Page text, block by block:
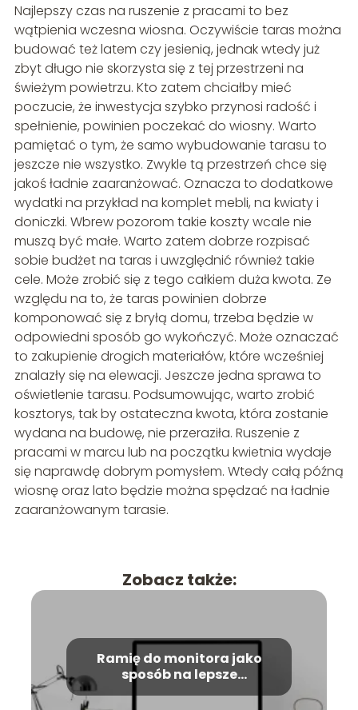
Najlepszy czas na ruszenie z pracami to bez
wątpienia wczesna wiosna. Oczywiście taras można
budować też latem czy jesienią, jednak wtedy już
zbyt długo nie skorzysta się z tej przestrzeni na
świeżym powietrzu. Kto zatem chciałby mieć
poczucie, że inwestycja szybko przynosi radość i
spełnienie, powinien poczekać do wiosny. Warto
pamiętać o tym, że samo wybudowanie tarasu to
jeszcze nie wszystko. Zwykle tą przestrzeń chce się
jakoś ładnie zaaranżować. Oznacza to dodatkowe
wydatki na przykład na komplet mebli, na kwiaty i
doniczki. Wbrew pozorom takie koszty wcale nie
muszą być małe. Warto zatem dobrze rozpisać
sobie budżet na taras i uwzględnić również takie
cele. Może zrobić się z tego całkiem duża kwota. Ze
względu na to, że taras powinien dobrze
komponować się z bryłą domu, trzeba będzie w
odpowiedni sposób go wykończyć. Może oznaczać
to zakupienie drogich materiałów, które wcześniej
znalazły się na elewacji. Jeszcze jedna sprawa to
oświetlenie tarasu. Podsumowując, warto zrobić
kosztorys, tak by ostateczna kwota, która zostanie
wydana na budowę, nie przeraziła. Ruszenie z
pracami w marcu lub na początku kwietnia wydaje
się naprawdę dobrym pomysłem. Wtedy całą późną
wiosnę oraz lato będzie można spędzać na ładnie
zaaranżowanym tarasie.
Zobacz także:
Ramię do monitora jako
sposób na lepsze
wykorzystanie powierzchni